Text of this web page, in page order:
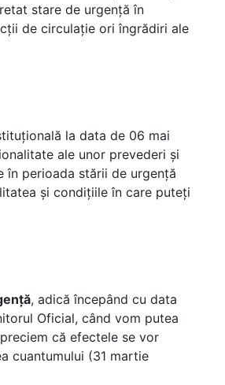
stare de urgență în
de circulație ori îngrădiri ale
la data de 06 mai
ale unor prevederi și
în perioada stării de urgență
și condițiile în care puteți
, adică începând cu data
Oficial, când vom putea
că efectele se vor
cuantumului (31 martie